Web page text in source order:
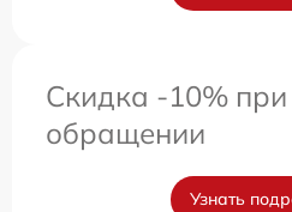
Скидка -10%
обращении
Узнать